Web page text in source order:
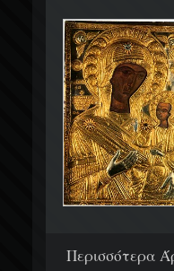
Περισσότερα